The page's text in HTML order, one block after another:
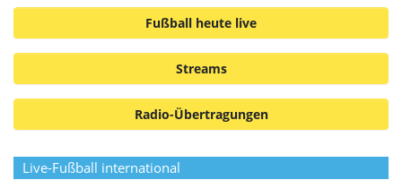
Fußball heute live
Streams
Radio-Übertragungen
Live-Fußball international